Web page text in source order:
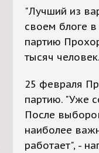
"Лучший из
своем блоге
партию
тысяч человек.
25 февраля
партию. "Уже
После
наиболее
работает", -